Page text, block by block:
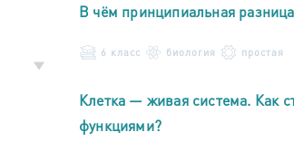
В чём принципиальная
6 класс биология простая
Клетка — живая система. Как
функциями?